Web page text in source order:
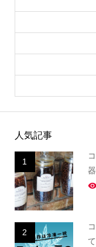
人気記事
1
器
2